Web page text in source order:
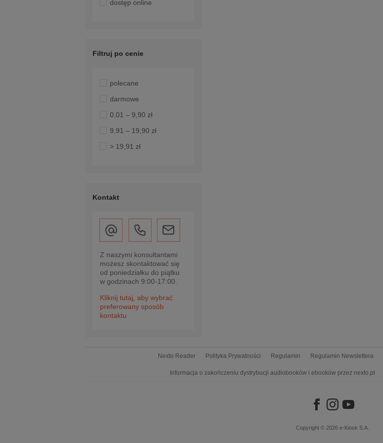
dostęp online
Filtruj po cenie
polecane
darmowe
0,01 – 9,90 zł
9,91 – 19,90 zł
> 19,91 zł
Kontakt
Z naszymi konsultantami
możesz skontaktować się
od poniedziałku do piątku
w godzinach 9:00-17:00.
Kliknij tutaj, aby wybrać
preferowany sposób
kontaktu
Nexto Reader Polityka Prywatności Regulamin Regulamin Newslettera
Informacja o zakończeniu dystrybucji audiobooków i ebooków przez nexto.pl
Copyright © 2026 e-Kiosk S.A.